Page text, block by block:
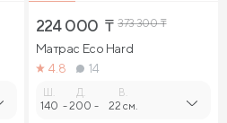
224 000 ₸ 373 300₸
Матрас Eco Hard
4.8
14
140 -
Д.
200 -
В.
22 см.